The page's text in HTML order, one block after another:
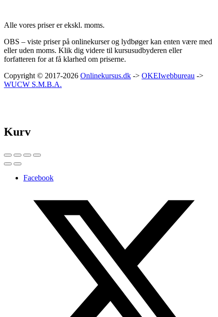
Alle vores priser er ekskl. moms.
OBS – viste priser på onlinekurser og lydbøger kan enten være med
eller uden moms. Klik dig videre til kursusudbyderen eller
forfatteren for at få klarhed om priserne.
Copyright © 2017-2026 Onlinekursus.dk -> OKEIwebbureau ->
WUCW S.M.B.A.
Kurv
Facebook